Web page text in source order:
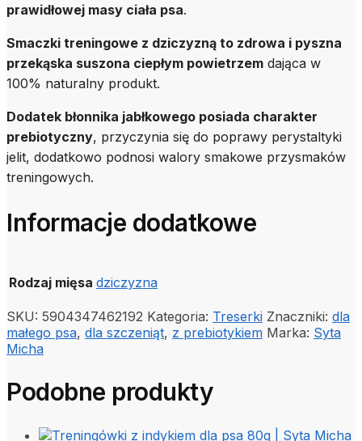
prawidłowej masy ciała psa.
Smaczki treningowe z dziczyzną to zdrowa i pyszna
przekąska suszona ciepłym powietrzem dająca w
100% naturalny produkt.
Dodatek błonnika jabłkowego posiada charakter
prebiotyczny, przyczynia się do poprawy perystaltyki
jelit, dodatkowo podnosi walory smakowe przysmaków
treningowych.
Informacje dodatkowe
Rodzaj mięsa dziczyzna
SKU: 5904347462192 Kategoria: Treserki Znaczniki: dla
małego psa, dla szczeniąt, z prebiotykiem Marka: Syta
Micha
Podobne produkty